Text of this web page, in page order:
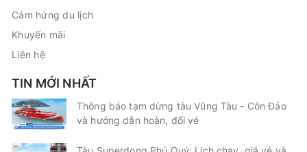
Cảm hứng du lịch
Khuyến mãi
Liên hệ
TIN MỚI NHẤT
Thông báo tạm dừng tàu Vũng Tàu - Côn Đảo
và hướng dẫn hoàn, đổi vé